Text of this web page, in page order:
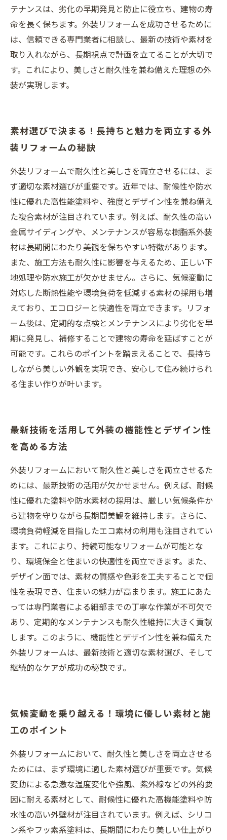
テナンスは、劣化の早期発見と防止に役立ち、建物の寿
命を長く保ちます。外装リフォームを成功させるために
は、信頼できる専門業者に相談し、最新の技術や素材を
取り入れながら、長期視点で計画を立てることが大切で
す。これにより、美しさと耐久性を兼ね備えた理想の外
装が実現します。
素材選びで決まる！長持ちと魅力を両立する外
装リフォームの秘訣
外装リフォームで耐久性と美しさを両立させるには、ま
ず適切な素材選びが重要です。近年では、耐候性や防水
性に優れた高性能塗料や、強度とデザイン性を兼ね備え
た複合素材が注目されています。例えば、耐久性の高い
金属サイディングや、メンテナンスが容易な樹脂系外装
材は長期間にわたり美観を保ちやすい特徴があります。
また、施工方法も耐久性に影響を与えるため、正しい下
地処理や防水施工が欠かせません。さらに、気候変動に
対応した断熱性能や環境負荷を低減する素材の採用も増
えており、エコロジーと快適性を両立できます。リフォ
ーム後は、定期的な点検とメンテナンスにより劣化を早
期に発見し、補修することで建物の寿命を延ばすことが
可能です。これらのポイントを踏まえることで、長持ち
しながら美しい外観を実現でき、安心して住み続けられ
る住まい作りが叶います。
最新技術を活用して外装の機能性とデザイン性
を高める方法
外装リフォームにおいて耐久性と美しさを両立させるた
めには、最新技術の活用が欠かせません。例えば、耐候
性に優れた塗料や防水素材の採用は、厳しい気候条件か
ら建物を守りながら長期間美観を維持します。さらに、
環境負荷軽減を目指したエコ素材の利用も注目されてい
ます。これにより、持続可能なリフォームが可能とな
り、環境保全と住まいの快適性を両立できます。また、
デザイン面では、素材の質感や色彩を工夫することで個
性を表現でき、住まいの魅力が高まります。施工にあた
っては専門業者による細部までの丁寧な作業が不可欠で
あり、定期的なメンテナンスも耐久性維持に大きく貢献
します。このように、機能性とデザイン性を兼ね備えた
外装リフォームは、最新技術と適切な素材選び、そして
継続的なケアが成功の秘訣です。
気候変動を乗り越える！環境に優しい素材と施
工のポイント
外装リフォームにおいて、耐久性と美しさを両立させる
ためには、まず環境に適した素材選びが重要です。気候
変動による急激な温度変化や強風、紫外線などの外的要
因に耐える素材として、耐候性に優れた高機能塗料や防
水性の高い外壁材が注目されています。例えば、シリコ
ン系やフッ素系塗料は、長期間にわたり美しい仕上がり